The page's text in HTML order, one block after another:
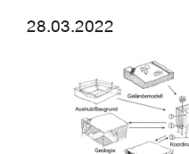
28.03.2022